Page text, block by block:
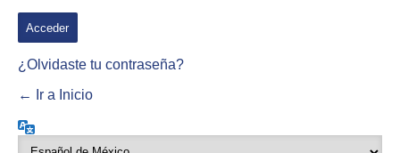
¿Olvidaste tu contraseña?
← Ir a Inicio